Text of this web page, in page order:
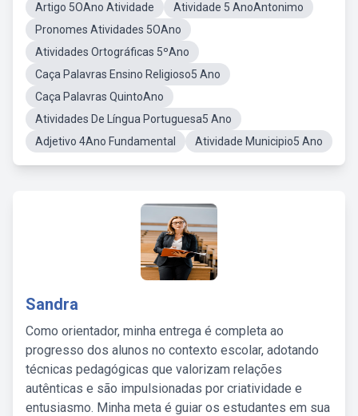
Artigo 5OAno Atividade
Atividade 5 AnoAntonimo
Pronomes Atividades 5OAno
Atividades Ortográficas 5ºAno
Caça Palavras Ensino Religioso5 Ano
Caça Palavras QuintoAno
Atividades De Língua Portuguesa5 Ano
Adjetivo 4Ano Fundamental
Atividade Municipio5 Ano
Sandra
Como orientador, minha entrega é completa ao
progresso dos alunos no contexto escolar, adotando
técnicas pedagógicas que valorizam relações
autênticas e são impulsionadas por criatividade e
entusiasmo. Minha meta é guiar os estudantes em sua